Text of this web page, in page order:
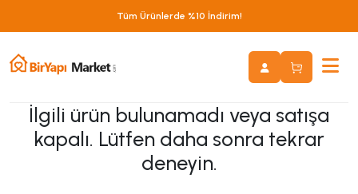
Tüm Ürünlerde %10 İndirim!
İlgili ürün bulunamadı veya satışa
kapalı. Lütfen daha sonra tekrar
deneyin.